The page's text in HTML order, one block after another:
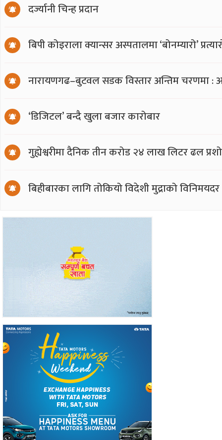
दर्ज्यानी चिन्ह प्रदान
बिपी कोइराला क्यान्सर अस्पतालमा ‘बोनम्यारो’
नारायणगढ–बुटवल सडक विस्तार अन्तिम चरणमा :
‘डिजिटल’ बन्दै खुला बजार कारोबार
गुह्येश्वरीमा दैनिक तीन करोड २४ लाख लिटर ढल
बिहीबारका लागि तोकियो विदेशी मुद्राको विनिमयदर